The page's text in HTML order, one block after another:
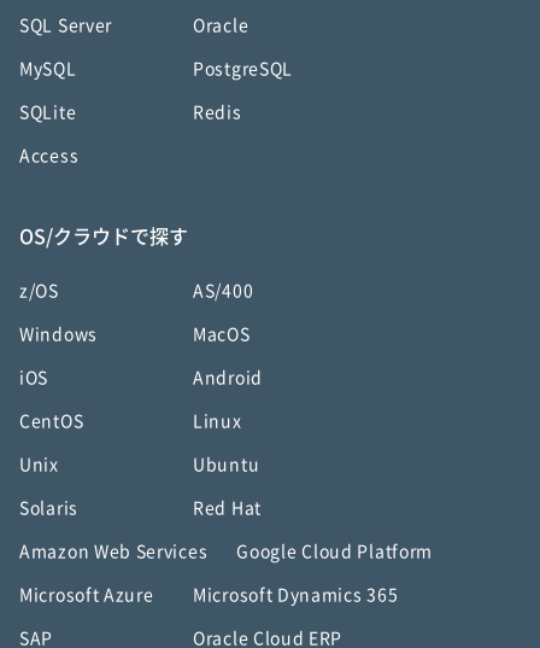
SQL Server Oracle
MySQL PostgreSQL
SQLite Redis
Access
OS/クラウドで探す
z/OS AS/400
Windows MacOS
iOS Android
CentOS Linux
Unix Ubuntu
Solaris Red Hat
Amazon Web Services Google Cloud Platform
Microsoft Azure Microsoft Dynamics 365
SAP Oracle Cloud ERP